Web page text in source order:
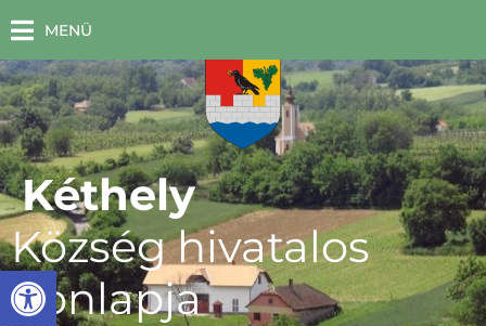
Eszköztár megnyitása
MENÜ
Kéthely
Község hivatalos
honlapja